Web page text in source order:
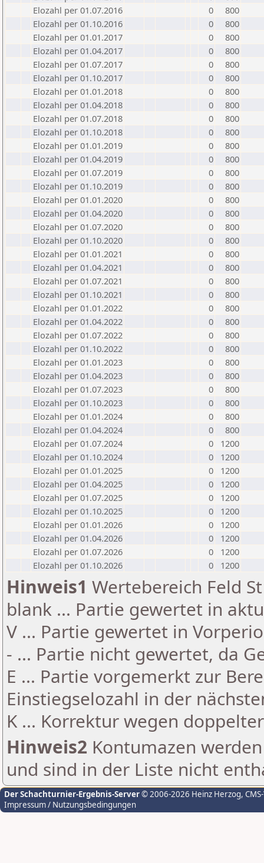
Elozahl per 01.07.2016
0
800
Elozahl per 01.10.2016
0
800
Elozahl per 01.01.2017
0
800
Elozahl per 01.04.2017
0
800
Elozahl per 01.07.2017
0
800
Elozahl per 01.10.2017
0
800
Elozahl per 01.01.2018
0
800
Elozahl per 01.04.2018
0
800
Elozahl per 01.07.2018
0
800
Elozahl per 01.10.2018
0
800
Elozahl per 01.01.2019
0
800
Elozahl per 01.04.2019
0
800
Elozahl per 01.07.2019
0
800
Elozahl per 01.10.2019
0
800
Elozahl per 01.01.2020
0
800
Elozahl per 01.04.2020
0
800
Elozahl per 01.07.2020
0
800
Elozahl per 01.10.2020
0
800
Elozahl per 01.01.2021
0
800
Elozahl per 01.04.2021
0
800
Elozahl per 01.07.2021
0
800
Elozahl per 01.10.2021
0
800
Elozahl per 01.01.2022
0
800
Elozahl per 01.04.2022
0
800
Elozahl per 01.07.2022
0
800
Elozahl per 01.10.2022
0
800
Elozahl per 01.01.2023
0
800
Elozahl per 01.04.2023
0
800
Elozahl per 01.07.2023
0
800
Elozahl per 01.10.2023
0
800
Elozahl per 01.01.2024
0
800
Elozahl per 01.04.2024
0
800
Elozahl per 01.07.2024
0
1200
Elozahl per 01.10.2024
0
1200
Elozahl per 01.01.2025
0
1200
Elozahl per 01.04.2025
0
1200
Elozahl per 01.07.2025
0
1200
Elozahl per 01.10.2025
0
1200
Elozahl per 01.01.2026
0
1200
Elozahl per 01.04.2026
0
1200
Elozahl per 01.07.2026
0
1200
Elozahl per 01.10.2026
0 1200
Hinweis1 Wertebereich Feld
blank ... Partie gewertet in
V ... Partie gewertet in
- ... Partie nicht gewertet, da
E ... Partie vorgemerkt zur
Einstiegselozahl in der
K ... Korrektur wegen
Hinweis2 Kontumazen
und sind in der Liste nicht
Der Schachturnier-Ergebnis-Server© 2006-2026 Heinz Herzog,
Impressum / Nutzungsbedingungen